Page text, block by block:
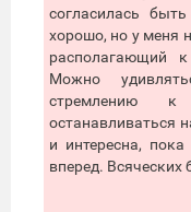
согласилась
хорошо, но у меня
располагающий
Можно
стремлению
останавливаться
и интересна,
вперед. Всяческих